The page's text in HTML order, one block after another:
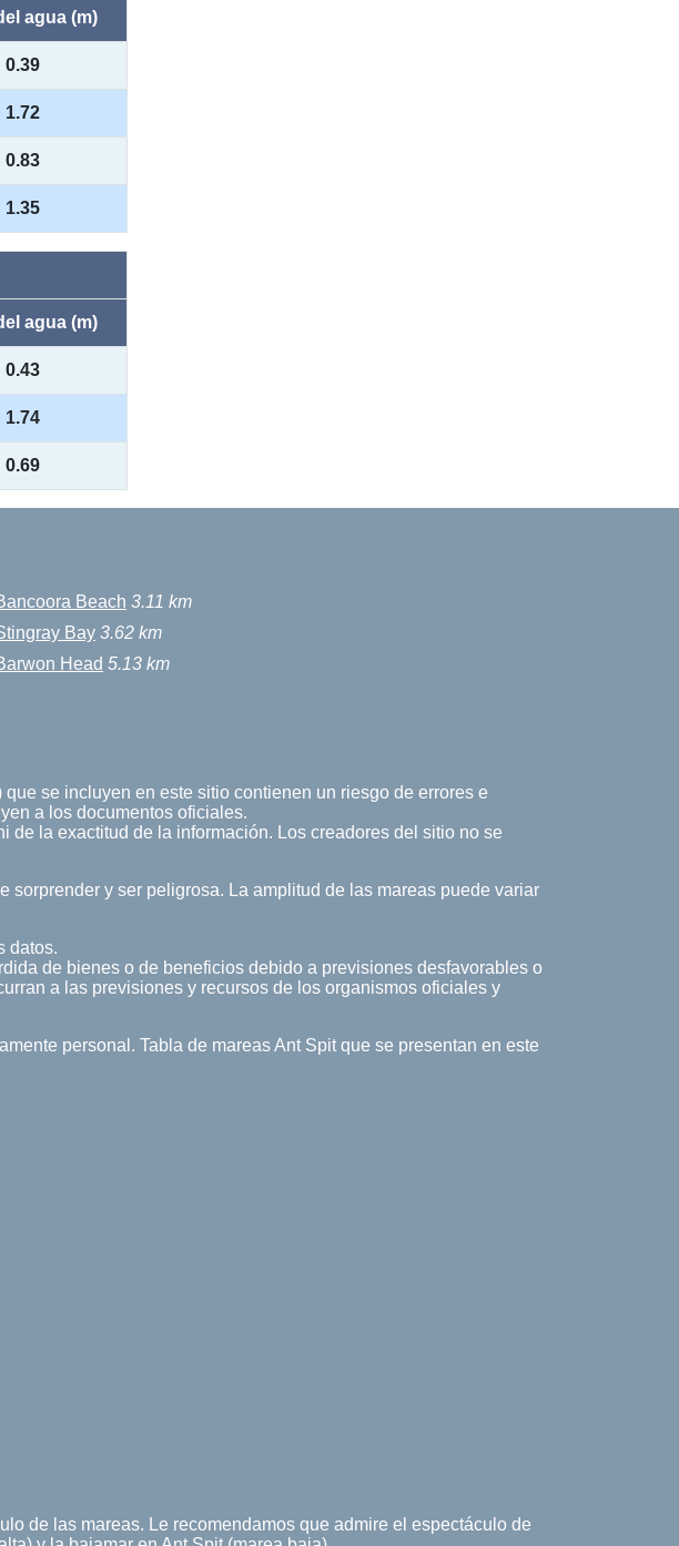
agua (m)
0.39
1.72
0.83
1.35
agua (m)
0.43
1.74
0.69
Beach 3.11 km
Bay 3.62 km
Head 5.13 km
se incluyen en este sitio contienen un riesgo de errores e
a los documentos oficiales.
la exactitud de la información. Los creadores del sitio no se
y ser peligrosa. La amplitud de las mareas puede variar
datos.
de bienes o de beneficios debido a previsiones desfavorables o
a las previsiones y recursos de los organismos oficiales y
personal. Tabla de mareas Ant Spit que se presentan en este
de las mareas. Le recomendamos que admire el espectáculo de